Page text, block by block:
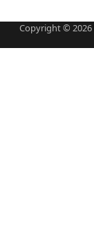
Copyright © 2026